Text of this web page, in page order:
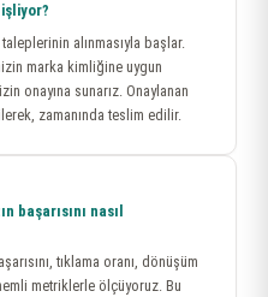
alınmasıyla başlar.
marka kimliğine uygun
onayına sunarız. Onaylanan
zamanında teslim edilir.
başarısını nasıl
tıklama oranı, dönüşüm
metriklerle ölçüyoruz. Bu